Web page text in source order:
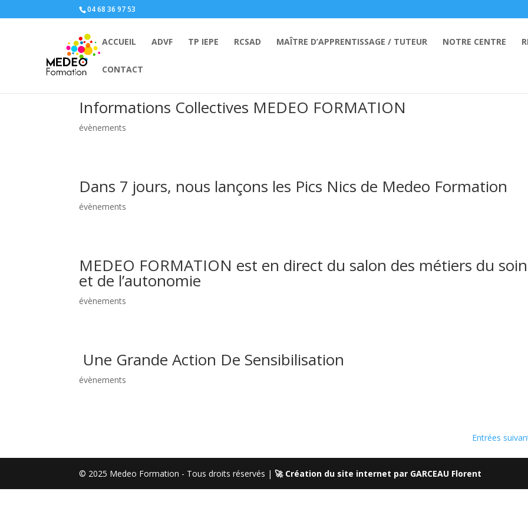
04 68 36 97 53
ACCUEIL ADVF TP IEPE RCSAD MAÎTRE D’APPRENTISSAGE / TUTEUR NOTRE CENTRE
CONTACT
Informations Collectives MEDEO FORMATION
évènements
Dans 7 jours, nous lançons les Pics Nics de Medeo Formation
évènements
MEDEO FORMATION est en direct du salon des métiers du soin
et de l’autonomie
évènements
Une Grande Action De Sensibilisation
évènements
Entrées
© 2025 Medeo Formation - Tous droits réservés |🚀 Création du site internet par GARCEAU Florent